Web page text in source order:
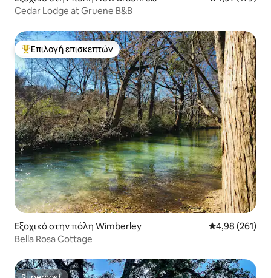
Cedar Lodge at Gruene B&B
Κορυφαία επιλογή επισκεπτών
Επιλογή επισκεπτών
Εξοχικό στην πόλη Wimberley Μέση
4,98 (261)
Bella Rosa Cottage